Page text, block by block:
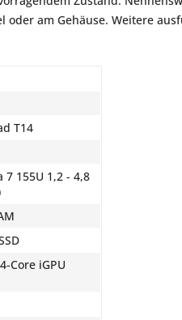
oder am Gehäuse. Weitere
T14
7 155U 1,2 - 4,8
Core iGPU